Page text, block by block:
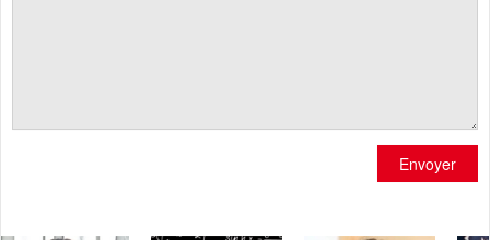
Envoyer